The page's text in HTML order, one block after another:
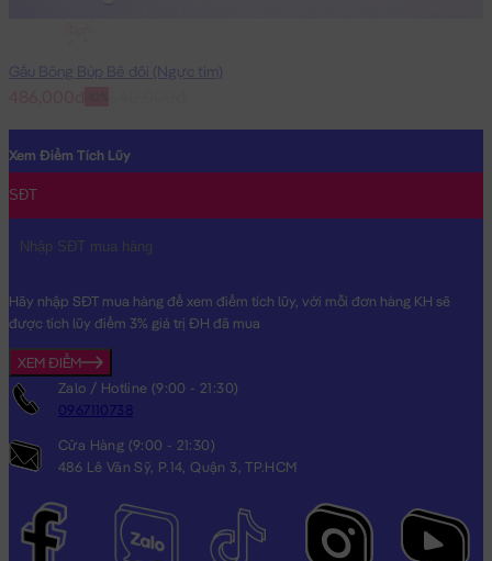
Xem Điểm Tích Lũy
SĐT
Hãy nhập SĐT mua hàng để xem điểm tích lũy, với mỗi đơn hàng KH sẽ
được tích lũy điểm 3% giá trị ĐH đã mua
XEM ĐIỂM
Zalo / Hotline (9:00 - 21:30)
0967110738
Cửa Hàng (9:00 - 21:30)
486 Lê Văn Sỹ, P.14, Quận 3, TP.HCM